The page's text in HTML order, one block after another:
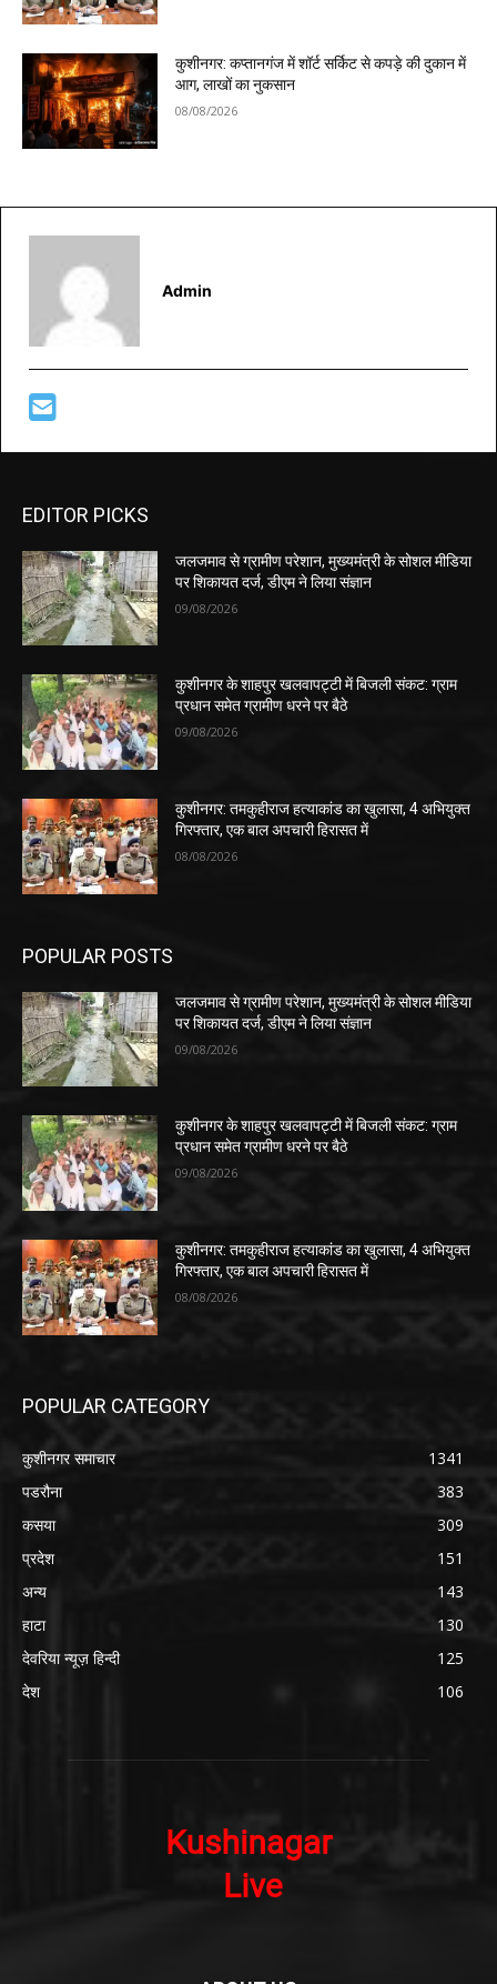
कुशीनगर: कप्तानगंज में शॉर्ट सर्किट से कपड़े की दुकान में
आग, लाखों का नुकसान
08/08/2026
Admin
EDITOR PICKS
जलजमाव से ग्रामीण परेशान, मुख्यमंत्री के सोशल मीडिया
पर शिकायत दर्ज, डीएम ने लिया संज्ञान
09/08/2026
कुशीनगर के शाहपुर खलवापट्टी में बिजली संकट: ग्राम
प्रधान समेत ग्रामीण धरने पर बैठे
09/08/2026
कुशीनगर: तमकुहीराज हत्याकांड का खुलासा, 4 अभियुक्त
गिरफ्तार, एक बाल अपचारी हिरासत में
08/08/2026
POPULAR POSTS
जलजमाव से ग्रामीण परेशान, मुख्यमंत्री के सोशल मीडिया
पर शिकायत दर्ज, डीएम ने लिया संज्ञान
09/08/2026
कुशीनगर के शाहपुर खलवापट्टी में बिजली संकट: ग्राम
प्रधान समेत ग्रामीण धरने पर बैठे
09/08/2026
कुशीनगर: तमकुहीराज हत्याकांड का खुलासा, 4 अभियुक्त
गिरफ्तार, एक बाल अपचारी हिरासत में
08/08/2026
POPULAR CATEGORY
कुशीनगर समाचार
1341
पडरौना
383
कसया
309
प्रदेश
151
अन्य
143
हाटा
130
देवरिया न्यूज़ हिन्दी
125
देश
106